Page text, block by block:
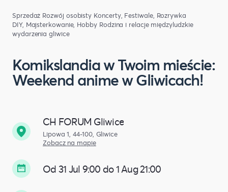
Sprzedaż Rozwój osobisty Koncerty, Festiwale, Rozrywka
DIY, Majsterkowanie, Hobby Rodzina i relacje międzyludzkie
wydarzenia gliwice
Komikslandia w Twoim mieście:
Weekend anime w Gliwicach!
CH FORUM Gliwice
Lipowa 1, 44-100, Gliwice
Zobacz na mapie
Od 31 Jul 9:00 do 1 Aug 21:00